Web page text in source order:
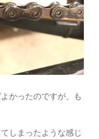
かったのですが、も
しまったような感じ